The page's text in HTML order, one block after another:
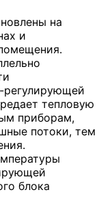
на
и
регулирующей
тепловую
приборам,
потоки, тем
блока